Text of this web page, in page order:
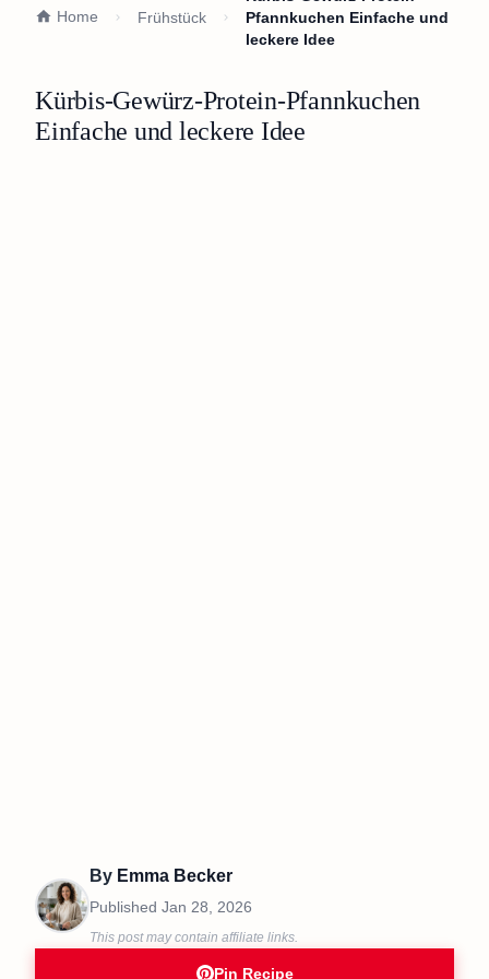
Home Frühstück
Pfannkuchen Einfache und
leckere Idee
Kürbis-Gewürz-Protein-Pfannkuchen
Einfache und leckere Idee
By Emma Becker
Published Jan 28, 2026
This post may contain affiliate links.
Pin Recipe